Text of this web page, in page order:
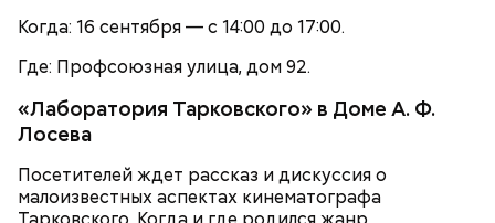
Когда: 16 сентября — с 14:00 до 17:00.
Где: Профсоюзная улица, дом 92.
«Лаборатория Тарковского» в Доме А. Ф.
Лосева
Посетителей ждет рассказ и дискуссия о
малоизвестных аспектах кинематографа
В коллекции Московского зоопарка насчитывается
1267 видов животных. Посетители могут увидеть
своими глазами редкие виды, приблизиться к
жизни дикой природы и даже стать ее частью во
время экскурсии. Также сотрудники зоопарка
активно работают над воспроизведением
популяции обитателей, поэтому можно
понаблюдать, как растут милые детеныши.
— Когда бездомные спят прямо в вагоне. И от них
еще неприятно пахнет… Вот это прямо очень
страшно, — признался Никита, 19 лет.